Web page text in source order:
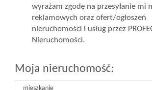
wyrażam zgodę na przesyłanie mi
reklamowych oraz ofert/ogłoszeń
nieruchomości i usług przez
Nieruchomości.
Moja nieruchomość: